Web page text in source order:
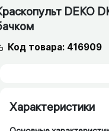
DEKO
Код товара: 416909
Характеристики